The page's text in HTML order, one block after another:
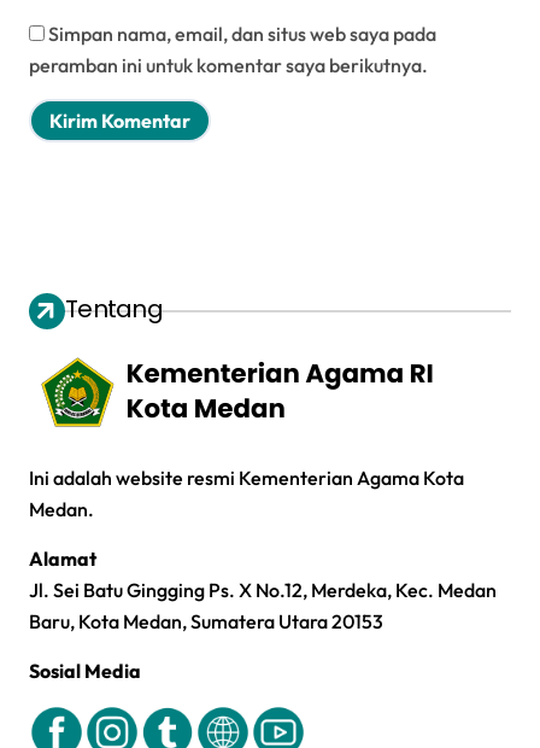
Simpan nama, email, dan situs web saya pada
peramban ini untuk komentar saya berikutnya.
Tentang
Ini adalah website resmi Kementerian Agama Kota
Medan.
Alamat
Jl. Sei Batu Gingging Ps. X No.12, Merdeka, Kec. Medan
Baru, Kota Medan, Sumatera Utara 20153
Sosial Media